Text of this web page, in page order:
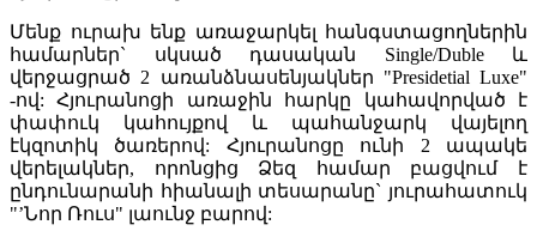
Մենք ուրախ ենք առաջարկել հանգստացողներին
համարներ` սկսած դասական Single/Duble և
վերջացրած 2 առանձնասենյակներ "Presidetial Luxe"
-ով: Հյուրանոցի առաջին հարկը կահավորված է
փափուկ կահույքով և պահանջարկ վայելող
էկզոտիկ ծառերով: Հյուրանոցը ունի 2 ապակե
վերելակներ, որոնցից Ձեզ համար բացվում է
ընդունարանի հիանալի տեսարանը` յուրահատուկ
"’Նոր Ռուս" լաունջ բարով: